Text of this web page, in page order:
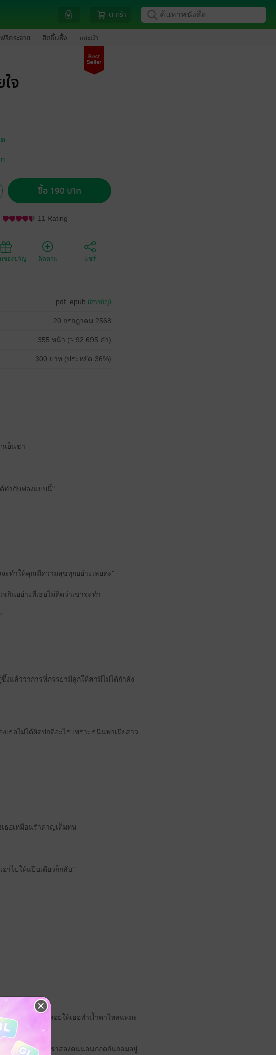
ตะกร้า
ฟรีกระจาย ฮิตขึ้นหิ้ง แนะนำ
จ
ซื้อ 190 บาท
11 Rating
ของขวัญ ติดตาม แชร์
pdf, epub (สารบัญ)
20 กรกฎาคม 2568
355 หน้า (≈ 92,695 คำ)
300 บาท (ประหยัด 36%)
เย็นชา
ทำกับฟองแบบนี้"
ทำให้คุณมีความสุขทุกอย่างเลยค่ะ"
กินอย่างที่เธอไม่คิดว่าเขาจะทำ
แล้วว่าการที่ภรรยามีลูกให้สามีไม่ได้กำลัง
ธอไม่ได้ผิดปกติอะไร เพราะธนินพาเมียสาว
ธอเหมือนรำคาญเต็มทน
าไปให้แป๊บเดียวก็กลับ"
บียนสมรสอีก ปล่อยให้เธอทำน้ำตาไหลแหมะ
อยังจำได้ดีว่าเราสองคนนอนกอดกันกลมอยู่